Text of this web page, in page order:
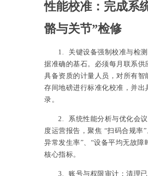
性能校准：完成系
骼与关节”检修
1. 关键设备强制校准与检
据准确的基石。必须每月联系供
具备资质的计量人员，对所有智
存间地磅进行标准化校准，并出
录。
2. 系统性能分析与优化会议
度运营报告，聚焦 “扫码合规率”
异常发生率”、“设备平均无故障
核心指标。
3. 账号与权限审计：清理